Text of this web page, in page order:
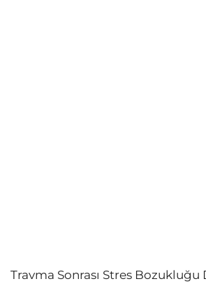
Travma Sonrası Stres Bozukluğu